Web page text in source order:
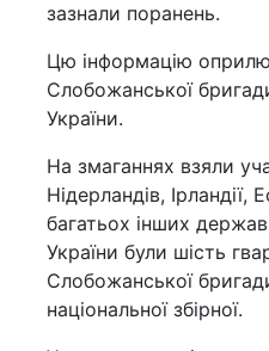
зазнали поранень.
Цю інформацію
Слобожанської
України.
На змаганнях взяли
Нідерландів, Ірландії,
багатьох інших
України були шість
Слобожанської
національної збірної.